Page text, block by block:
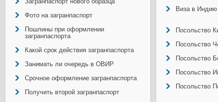
Фото на загранпаспорт
Пошлины при оформлении
загранпаспорта
Какой срок действия загранпаспорта
Занимать ли очередь в ОВИР
Срочное оформление загранпаспорта
Получить второй загранпаспорт
Виза в Индию
Посольство
Посольство
Посольство
Посольство
Посольство